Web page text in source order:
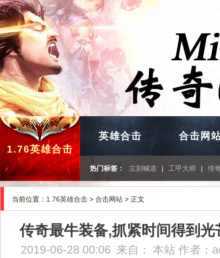
1.76英雄合击
英雄合击 合击网
热门标签： 立刻喊道 | 工甲大师 | 传
当前位置： 1.76英雄合击 > 合击网站 > 正文
传奇最牛装备,抓紧时间得到
2019-06-28 00:06 来自： 本站 作者：